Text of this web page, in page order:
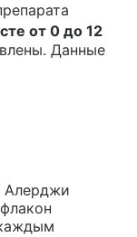
от 0 до 12
Данные
Алерджи